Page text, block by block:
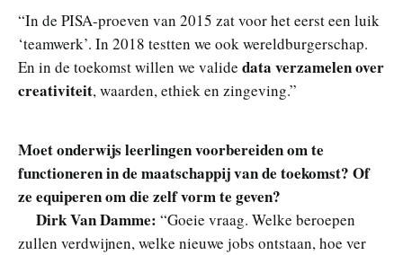
“In de PISA-proeven van 2015 zat voor het eerst een luik
‘teamwerk’. In 2018 testten we ook wereldburgerschap.
En in de toekomst willen we valide data verzamelen over
creativiteit, waarden, ethiek en zingeving.”
Moet onderwijs leerlingen voorbereiden om te
functioneren in de maatschappij van de toekomst? Of
ze equiperen om die zelf vorm te geven?
Dirk Van Damme: “Goeie vraag. Welke beroepen
zullen verdwijnen, welke nieuwe jobs ontstaan, hoe ver